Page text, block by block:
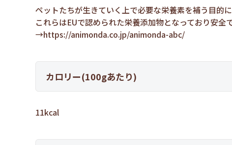
ペットたちが生きていく上で必要な栄養素を補う目的
これらはEUで認められた栄養添加物となっており安
→https://animonda.co.jp/animonda-abc/
カロリー(100gあたり)
11kcal